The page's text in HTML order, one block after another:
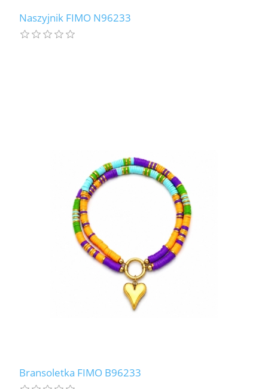
Naszyjnik FIMO N96233
Bransoletka FIMO B96233